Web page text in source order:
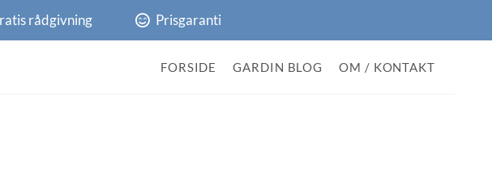
rådgivning Prisgaranti
FORSIDE GARDIN BLOG OM / KONTAKT